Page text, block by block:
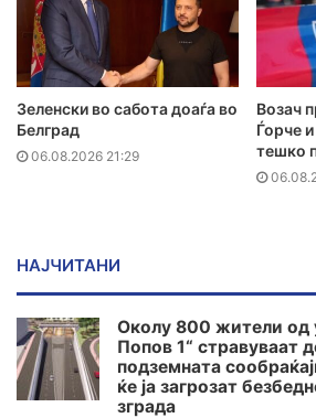
Зеленски во сабота доаѓа во
Белград
06.08.2026 21:29
Возач
Ѓорче и
тешко
НАЈЧИТАНИ
Околу 800 жители од
Попов 1“ стравуваат
подземната
ќе ја загрозат
зграда